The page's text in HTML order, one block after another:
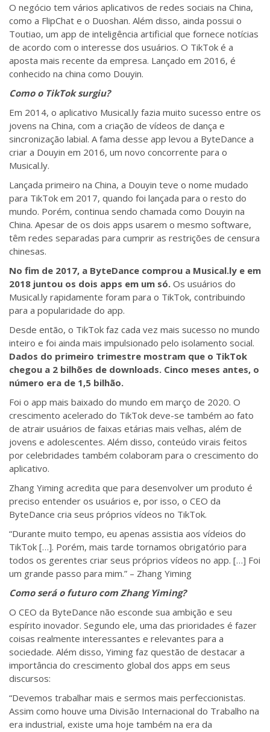
O negócio tem vários aplicativos de redes sociais na China,
como a FlipChat e o Duoshan. Além disso, ainda possui o
Toutiao, um app de inteligência artificial que fornece notícias
de acordo com o interesse dos usuários. O TikTok é a
aposta mais recente da empresa. Lançado em 2016, é
conhecido na china como Douyin.
Como o TikTok surgiu?
Em 2014, o aplicativo Musical.ly fazia muito sucesso entre os
jovens na China, com a criação de vídeos de dança e
sincronização labial. A fama desse app levou a ByteDance a
criar a Douyin em 2016, um novo concorrente para o
Musical.ly.
Lançada primeiro na China, a Douyin teve o nome mudado
para TikTok em 2017, quando foi lançada para o resto do
mundo. Porém, continua sendo chamada como Douyin na
China. Apesar de os dois apps usarem o mesmo software,
têm redes separadas para cumprir as restrições de censura
chinesas.
No fim de 2017, a ByteDance comprou a Musical.ly e em
2018 juntou os dois apps em um só. Os usuários do
Musical.ly rapidamente foram para o TikTok, contribuindo
para a popularidade do app.
Desde então, o TikTok faz cada vez mais sucesso no mundo
inteiro e foi ainda mais impulsionado pelo isolamento social.
Dados do primeiro trimestre mostram que o TikTok
chegou a 2 bilhões de downloads. Cinco meses antes, o
número era de 1,5 bilhão.
Foi o app mais baixado do mundo em março de 2020. O
crescimento acelerado do TikTok deve-se também ao fato
de atrair usuários de faixas etárias mais velhas, além de
jovens e adolescentes. Além disso, conteúdo virais feitos
por celebridades também colaboram para o crescimento do
aplicativo.
Zhang Yiming acredita que para desenvolver um produto é
preciso entender os usuários e, por isso, o CEO da
ByteDance cria seus próprios vídeos no TikTok.
“Durante muito tempo, eu apenas assistia aos vídeios do
TikTok […]. Porém, mais tarde tornamos obrigatório para
todos os gerentes criar seus próprios vídeos no app. […] Foi
um grande passo para mim.” – Zhang Yiming
Como será o futuro com Zhang Yiming?
O CEO da ByteDance não esconde sua ambição e seu
espírito inovador. Segundo ele, uma das prioridades é fazer
coisas realmente interessantes e relevantes para a
sociedade. Além disso, Yiming faz questão de destacar a
importância do crescimento global dos apps em seus
discursos:
“Devemos trabalhar mais e sermos mais perfeccionistas.
Assim como houve uma Divisão Internacional do Trabalho na
era industrial, existe uma hoje também na era da